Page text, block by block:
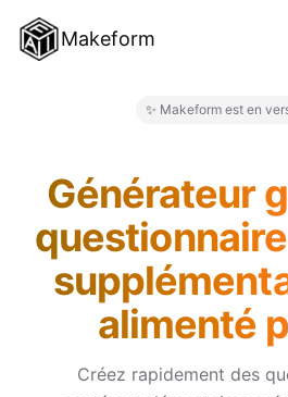
Makeform
BLOG
TARIFS
✨ Makeform est en
Générateur
alimenté
Créez rapidement des